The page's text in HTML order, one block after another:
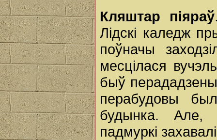
Кляштар піяраў
Лідскі каледж
поўначы
месцілася
быў
перабудовы
будынка. Але,
падмуркі